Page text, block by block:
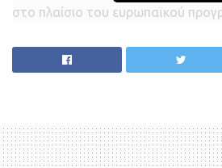
στο πλαίσιο του ευρωπαϊκού
Το πρόγραμμα επικεντρώνεται σε 3
ζητημάτων, μεθοδολογία) στα
δημιουργεί η τηλεργασία, β) στην